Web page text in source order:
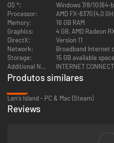
OS *:
Windows 7/8/10 (64-
Processor:
AMD FX-8370 (4,0
Memory:
16 GB RAM
Graphics:
4 GB, AMD Radeon
DirectX:
Version 11
Network:
Broadband Internet
Storage:
15 GB available space
Additional Notes:
INTERNET
Produtos similares
Len's Island - PC & Mac (Steam)
Reviews